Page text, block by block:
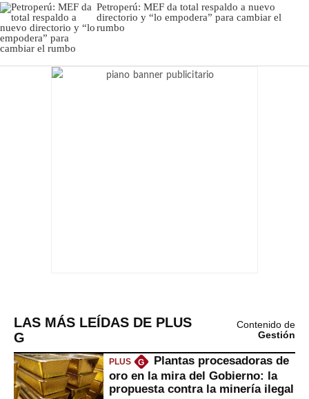
Petroperú: MEF da total respaldo a nuevo
directorio y “lo empodera” para cambiar el
rumbo
LAS MÁS LEÍDAS DE PLUS
G
Contenido de
Gestión
PLUS G
Plantas procesadoras de
oro en la mira del Gobierno: la
propuesta contra la minería ilegal